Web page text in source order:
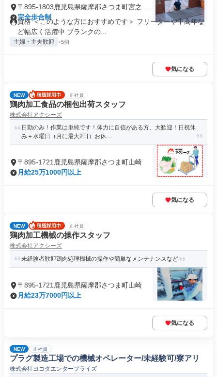
〒895-1803鹿児島県薩摩郡さつま町宮之城
屋地
完全歩合制
資格 ＜このような方におすすめです＞ フリーターや中高年な
ど幅広く活躍中 ブランクの...
主婦・主夫歓迎 +5個
気になる
NEW 正社員
鶏肉加工食品の梱包出荷スタッフ
株式会社アクシーズ
日勤のみ！作業は単純です！体力に自信がある方、大歓迎！日祝休
み＋水曜日（月に最大2日）お休...
〒895-1721鹿児島県薩摩郡さつま町山崎
月給25万1000円以上
気になる
NEW 正社員
鶏肉加工機械の操作スタッフ
株式会社アクシーズ
未経験者歓迎鶏肉処理機械の操作や簡単なメンテナンスなど
〒895-1721鹿児島県薩摩郡さつま町山崎
月給23万7000円以上
気になる
NEW 正社員
プラグ製造工場での機械オペレーター/未経験可/寮アリ
株式会社ヨコタエンタープライズ